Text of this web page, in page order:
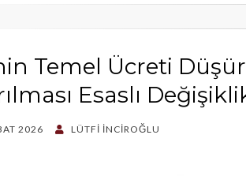
Temel Ücreti
Esaslı
2026 LÜTFI İNCIROĞLU